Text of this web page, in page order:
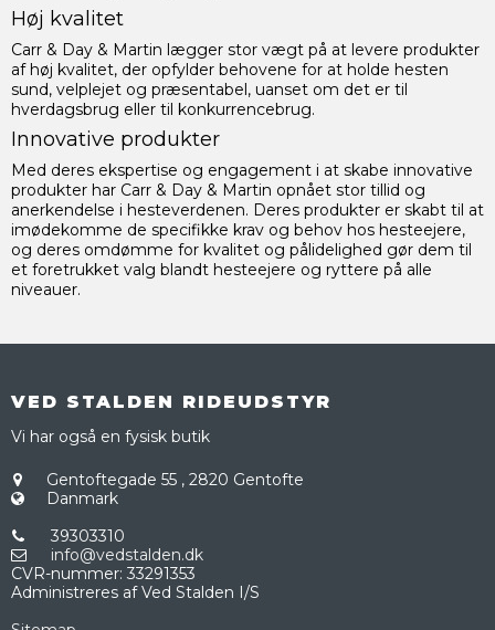
Høj kvalitet
Carr & Day & Martin lægger stor vægt på at levere produkter
af høj kvalitet, der opfylder behovene for at holde hesten
sund, velplejet og præsentabel, uanset om det er til
hverdagsbrug eller til konkurrencebrug.
Innovative produkter
Med deres ekspertise og engagement i at skabe innovative
produkter har Carr & Day & Martin opnået stor tillid og
anerkendelse i hesteverdenen. Deres produkter er skabt til at
imødekomme de specifikke krav og behov hos hesteejere,
og deres omdømme for kvalitet og pålidelighed gør dem til
et foretrukket valg blandt hesteejere og ryttere på alle
niveauer.
VED STALDEN RIDEUDSTYR
Vi har også en fysisk butik
Gentoftegade 55 , 2820 Gentofte
Danmark
39303310
info@vedstalden.dk
CVR-nummer: 33291353
Administreres af Ved Stalden I/S